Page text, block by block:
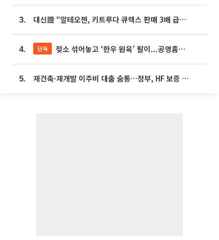
3. 대신證 “알테오젠, 키트루다 큐렉스 판매 3배 급증…목표가 41만원 상향”
4. 단독 젖소 섞어놓고 ‘한우 원육’ 팔이...공영홈쇼핑 표기·검증 구멍
5. 재건축·재개발 이주비 대출 숨통…정부, HF 보증 신설 추진